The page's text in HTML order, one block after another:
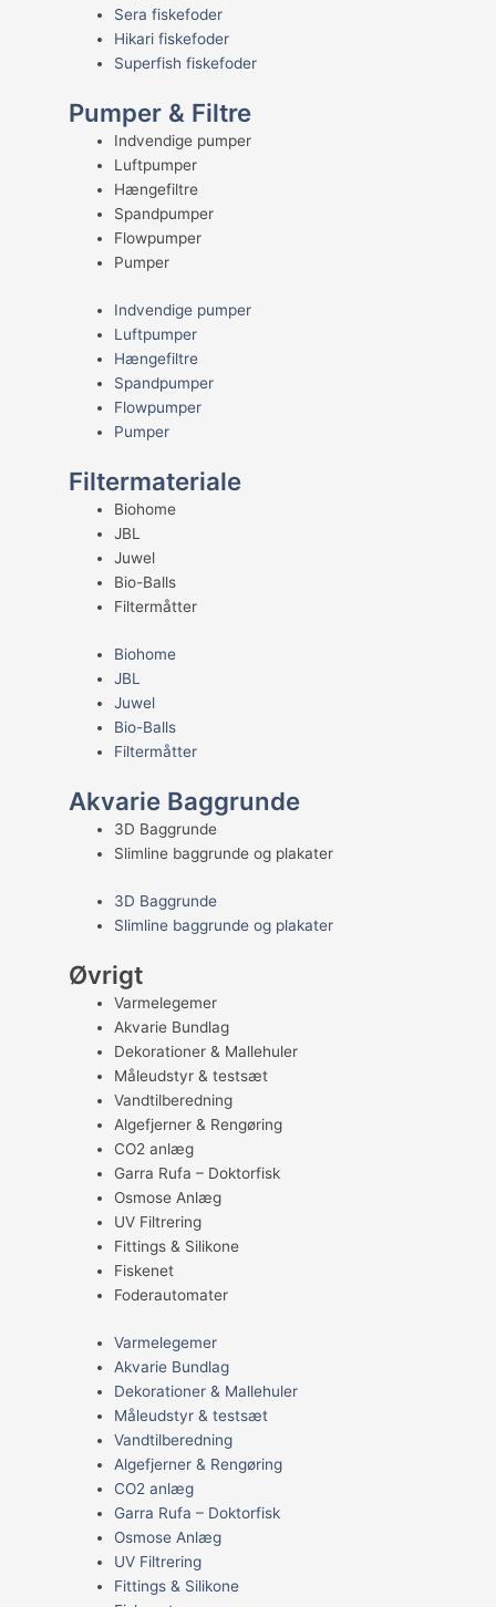
Sera fiskefoder
Hikari fiskefoder
Superfish fiskefoder
Pumper & Filtre
Indvendige pumper
Luftpumper
Hængefiltre
Spandpumper
Flowpumper
Pumper
Indvendige pumper
Luftpumper
Hængefiltre
Spandpumper
Flowpumper
Pumper
Filtermateriale
Biohome
JBL
Juwel
Bio-Balls
Filtermåtter
Biohome
JBL
Juwel
Bio-Balls
Filtermåtter
Akvarie Baggrunde
3D Baggrunde
Slimline baggrunde og plakater
3D Baggrunde
Slimline baggrunde og plakater
Øvrigt
Varmelegemer
Akvarie Bundlag
Dekorationer & Mallehuler
Måleudstyr & testsæt
Vandtilberedning
Algefjerner & Rengøring
CO2 anlæg
Garra Rufa – Doktorfisk
Osmose Anlæg
UV Filtrering
Fittings & Silikone
Fiskenet
Foderautomater
Varmelegemer
Akvarie Bundlag
Dekorationer & Mallehuler
Måleudstyr & testsæt
Vandtilberedning
Algefjerner & Rengøring
CO2 anlæg
Garra Rufa – Doktorfisk
Osmose Anlæg
UV Filtrering
Fittings & Silikone